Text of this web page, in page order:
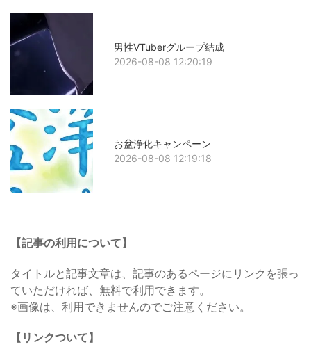
男性VTuberグループ結成
2026-08-08 12:20:19
お盆浄化キャンペーン
2026-08-08 12:19:18
【記事の利用について】
タイトルと記事文章は、記事のあるページにリンクを張っ
ていただければ、無料で利用できます。
※画像は、利用できませんのでご注意ください。
【リンクついて】